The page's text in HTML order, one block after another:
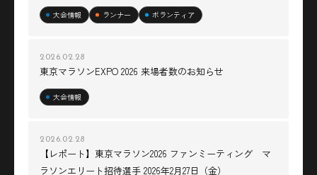
大会情報 ランナー ボランティア
2026.02.28
東京マラソンEXPO 2026 来場者数のお知らせ
大会情報
2026.02.28
【レポート】東京マラソン2026 ファンミーティング マ
ラソンエリート招待選手 2026年2月27日（金）